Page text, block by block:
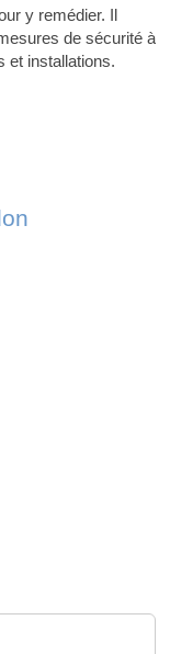
y remédier. Il
de sécurité à
et installations.